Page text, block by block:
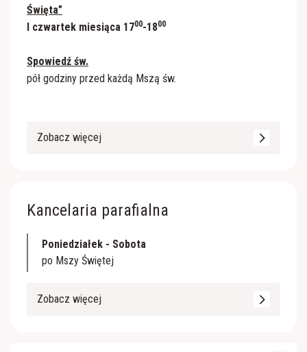
Święta”
I czwartek miesiąca 1700-1800
Spowiedź św.
pół godziny przed każdą Mszą św.
Zobacz więcej
Kancelaria parafialna
Poniedziałek - Sobota
po Mszy Świętej
Zobacz więcej